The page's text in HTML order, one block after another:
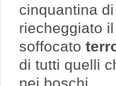
cinquantina
riecheggiato il
soffocato
di tutti quelli